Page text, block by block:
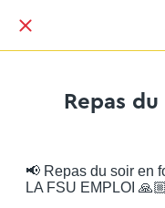
Repas
📢 Repas du soir en
LA FSU EMPLOI 🙏🏼